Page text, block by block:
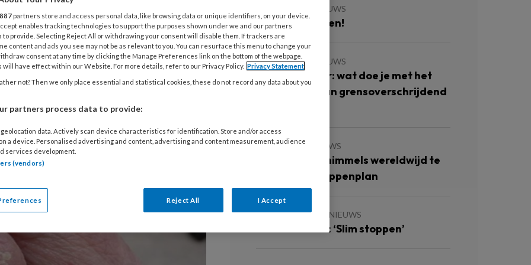
tot de meest voorkomende
maar tegelijk ook tot de meest
zegt dermatoloog Annemie
11 februari om 10.00 uur een
te brengen. Een speciaal
op 13 januari.
NIEUWS
Durf te twijfelen!
20 MEI 2026 NIEUWS
Nieuw webinar: wat doe je met het
vermoeden van grensoverschrijdend
7 MEI 2026 NIEUWS
Resistente schimmels wereldwijd te
lijf met vijfstappenplan
12 MAART 2026 NIEUWS
Nieuwe cursus: ‘Slim stoppen’
887 partners store and access personal data, like browsing data or unique identifiers, on your device.
enables tracking technologies to support the purposes shown under we and our partners
to provide. Selecting Reject All or withdrawing your consent will disable them. If trackers are
content and ads you see may not be as relevant to you. You can resurface this menu to change your
consent at any time by clicking the Manage Preferences link on the bottom of the webpage.
will have effect within our Website. For more details, refer to our Privacy Policy. Privacy Statement
not? Then we only place essential and statistical cookies, these do not record any data about you
partners process data to provide:
data. Actively scan device characteristics for identification. Store and/or access
a device. Personalised advertising and content, advertising and content measurement, audience
services development.
(vendors)
Reject All I Accept